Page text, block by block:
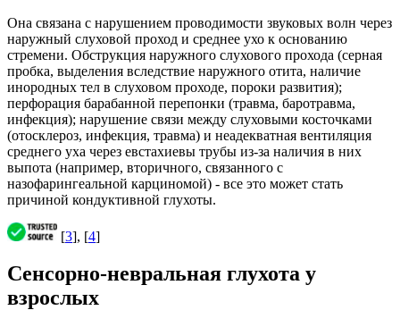
Она связана с нарушением проводимости звуковых волн через
наружный слуховой проход и среднее ухо к основанию
стремени. Обструкция наружного слухового прохода (серная
пробка, выделения вследствие наружного отита, наличие
инородных тел в слуховом проходе, пороки развития);
перфорация барабанной перепонки (травма, баротравма,
инфекция); нарушение связи между слуховыми косточками
(отосклероз, инфекция, травма) и неадекватная вентиляция
среднего уха через евстахиевы трубы из-за наличия в них
выпота (например, вторичного, связанного с
назофарингеальной карциномой) - все это может стать
причиной кондуктивной глухоты.
[3], [4]
Сенсорно-невральная глухота у
взрослых